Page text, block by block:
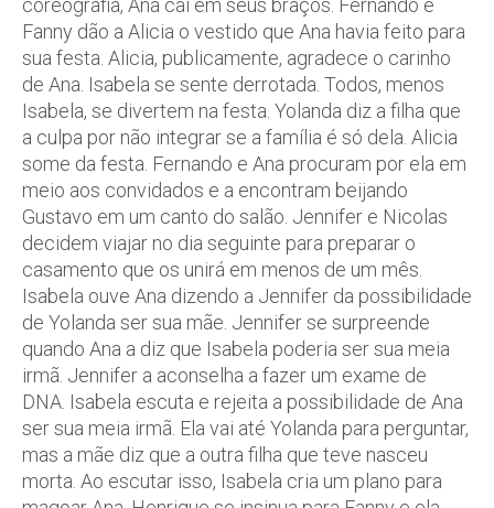
coreografia, Ana cai em seus braços. Fernando e
Fanny dão a Alicia o vestido que Ana havia feito para
sua festa. Alicia, publicamente, agradece o carinho
de Ana. Isabela se sente derrotada. Todos, menos
Isabela, se divertem na festa. Yolanda diz a filha que
a culpa por não integrar se a família é só dela. Alicia
some da festa. Fernando e Ana procuram por ela em
meio aos convidados e a encontram beijando
Gustavo em um canto do salão. Jennifer e Nicolas
decidem viajar no dia seguinte para preparar o
casamento que os unirá em menos de um mês.
Isabela ouve Ana dizendo a Jennifer da possibilidade
de Yolanda ser sua mãe. Jennifer se surpreende
quando Ana a diz que Isabela poderia ser sua meia
irmã. Jennifer a aconselha a fazer um exame de
DNA. Isabela escuta e rejeita a possibilidade de Ana
ser sua meia irmã. Ela vai até Yolanda para perguntar,
mas a mãe diz que a outra filha que teve nasceu
morta. Ao escutar isso, Isabela cria um plano para